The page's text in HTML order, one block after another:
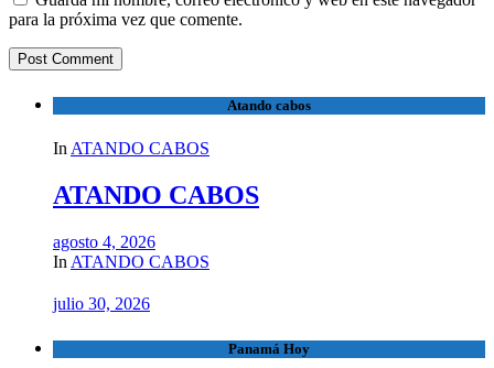
para la próxima vez que comente.
Atando cabos
In ATANDO CABOS
ATANDO CABOS
agosto 4, 2026
In ATANDO CABOS
julio 30, 2026
Panamá Hoy